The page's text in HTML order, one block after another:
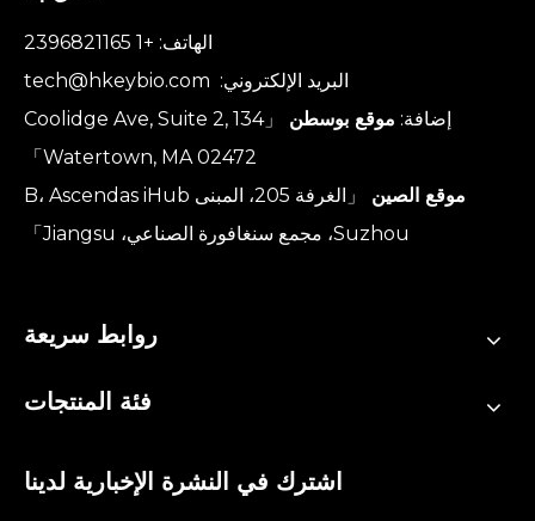
الهاتف: +1 2396821165
البريد الإلكتروني: tech@hkeybio.com
إضافة: موقع بوسطن
「134 Coolidge Ave, Suite 2,
Watertown, MA 02472」
موقع الصين
「الغرفة 205، المبنى B، Ascendas iHub
Suzhou، مجمع سنغافورة الصناعي، Jiangsu」
روابط سريعة
فئة المنتجات
اشترك في النشرة الإخبارية لدينا